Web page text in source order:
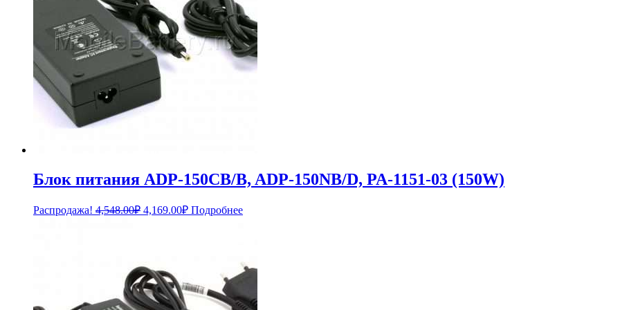
Блок питания ADP-150CB/B, ADP-150NB/D, PA-1151-03 (150W)
Распродажа! 4,548.00₽ Первоначальная
4,169.00₽Текущая
Подробнее